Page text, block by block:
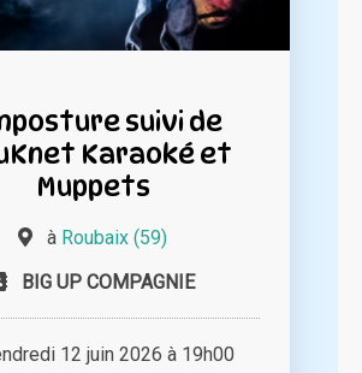
suivi de
Karaoké et
Muppets
à Roubaix (59)
BIG UP COMPAGNIE
12 juin 2026 à 19h00